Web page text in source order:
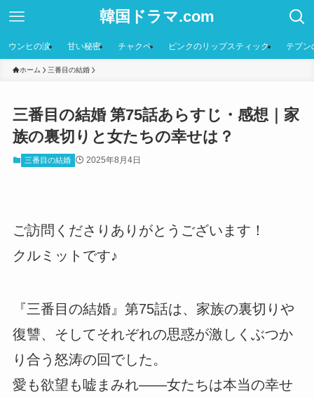
韓国ドラマ.com
ウンヒの涙 甘い秘密 チャクペ ピンクのリップスティック テプン
ホーム 三番目の結婚
三番目の結婚 第75話あらすじ・感想｜家
族の裏切りと女たちの幸せは？
三番目の結婚 2025年8月4日
ご訪問くださりありがとうございます！
クルミットです♪
『三番目の結婚』第75話は、家族の裏切りや
復讐、そしてそれぞれの思惑が激しくぶつか
り合う怒涛の回でした。
愛も欲望も嘘まみれ――女たちは本当の幸せ